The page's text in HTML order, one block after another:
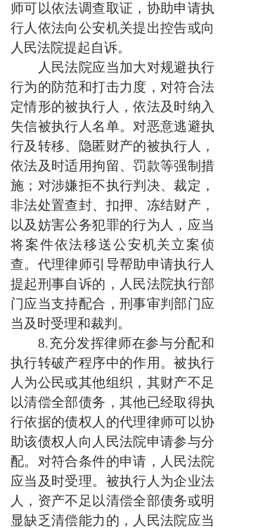
师可以依法调查取证，协助申请执
行人依法向公安机关提出控告或向
人民法院提起自诉。
人民法院应当加大对规避执行
行为的防范和打击力度，对符合法
定情形的被执行人，依法及时纳入
失信被执行人名单。对恶意逃避执
行及转移、隐匿财产的被执行人，
依法及时适用拘留、罚款等强制措
施；对涉嫌拒不执行判决、裁定，
非法处置查封、扣押、冻结财产，
以及妨害公务犯罪的行为人，应当
将案件依法移送公安机关立案侦
查。代理律师引导帮助申请执行人
提起刑事自诉的，人民法院执行部
门应当支持配合，刑事审判部门应
当及时受理和裁判。
8.充分发挥律师在参与分配和
执行转破产程序中的作用。被执行
人为公民或其他组织，其财产不足
以清偿全部债务，其他已经取得执
行依据的债权人的代理律师可以协
助该债权人向人民法院申请参与分
配。对符合条件的申请，人民法院
应当及时受理。被执行人为企业法
人，资产不足以清偿全部债务或明
显缺乏清偿能力的，人民法院应当